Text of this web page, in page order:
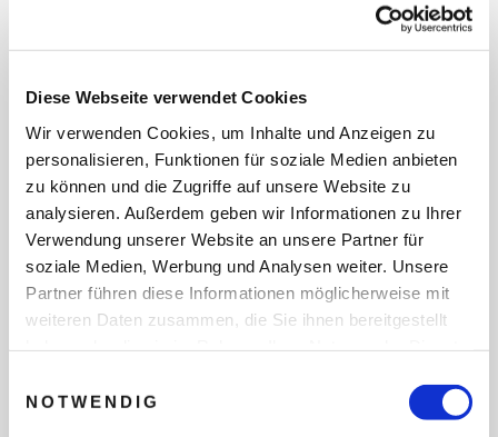
Diese Webseite verwendet Cookies
Wir verwenden Cookies, um Inhalte und Anzeigen zu
personalisieren, Funktionen für soziale Medien anbieten
zu können und die Zugriffe auf unsere Website zu
analysieren. Außerdem geben wir Informationen zu Ihrer
Verwendung unserer Website an unsere Partner für
soziale Medien, Werbung und Analysen weiter. Unsere
Partner führen diese Informationen möglicherweise mit
weiteren Daten zusammen, die Sie ihnen bereitgestellt
NOTWENDIG
Sterne-Erlebnisresort, das Gästen jeden Alters einen
Überraschungen bietet. Gäste erwartet Nonstop-
Familienunterhaltung.
i
Baby- und Kinder-Utensilien wie Kinderwagen,
Kinderbetten, Flaschensterilisatoren und -wärmer,
Tritthocker, Bademäntel, Badewannen,
Wickeltische und Babyphone sind inklusive.
INDIVIDUELLE ANFRAGE